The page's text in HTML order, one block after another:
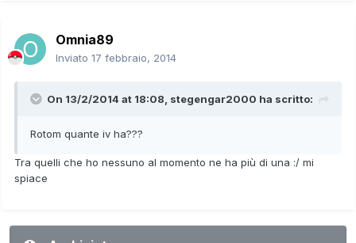
Omnia89
Inviato 17 febbraio, 2014
On 13/2/2014 at 18:08, stegengar2000 ha scritto:
Rotom quante iv ha???
Tra quelli che ho nessuno al momento ne ha più di una :/ mi
spiace